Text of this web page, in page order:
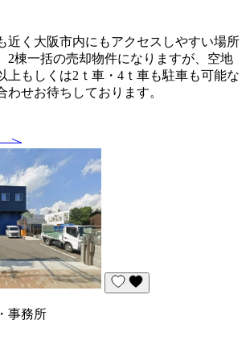
近く大阪市内にもアクセスしやすい場所
2棟一括の売却物件になりますが、空地
上もしくは2ｔ車・4ｔ車も駐車も可能な
わせお待ちしております。
事務所